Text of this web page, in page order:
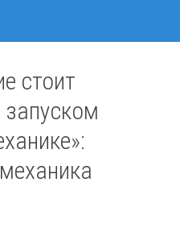
стоит